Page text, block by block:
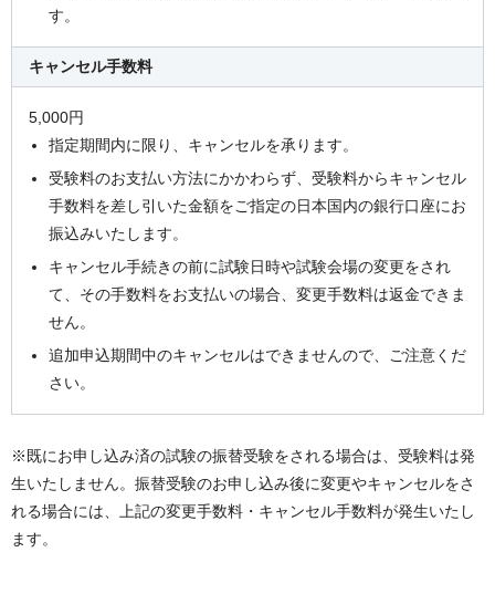
す。
キャンセル手数料
5,000円
指定期間内に限り、キャンセルを承ります。
受験料のお支払い方法にかかわらず、受験料からキャンセル
手数料を差し引いた金額をご指定の日本国内の銀行口座にお
振込みいたします。
キャンセル手続きの前に試験日時や試験会場の変更をされ
て、その手数料をお支払いの場合、変更手数料は返金できま
せん。
追加申込期間中のキャンセルはできませんので、ご注意くだ
さい。
※既にお申し込み済の試験の振替受験をされる場合は、受験料は発
生いたしません。振替受験のお申し込み後に変更やキャンセルをさ
れる場合には、上記の変更手数料・キャンセル手数料が発生いたし
ます。